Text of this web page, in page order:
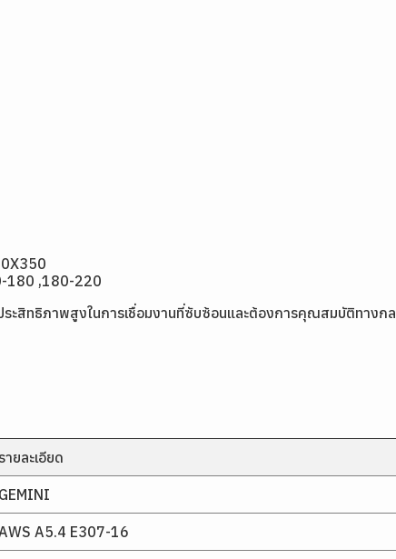
180 ,180-220
ระสิทธิภาพสูงในการเชื่อมงานที่ซับซ้อนและต้องการคุณสมบัติทางก
ายละเอียด
GEMINI
A5.4 E307-16